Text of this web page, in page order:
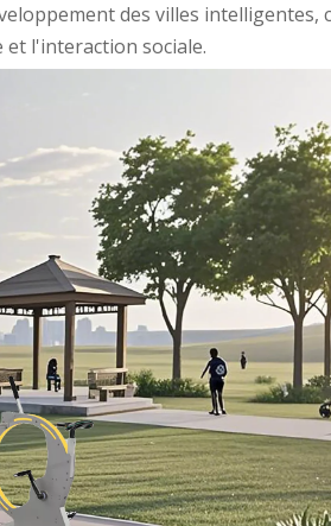
des villes intelligentes,
l'interaction sociale.